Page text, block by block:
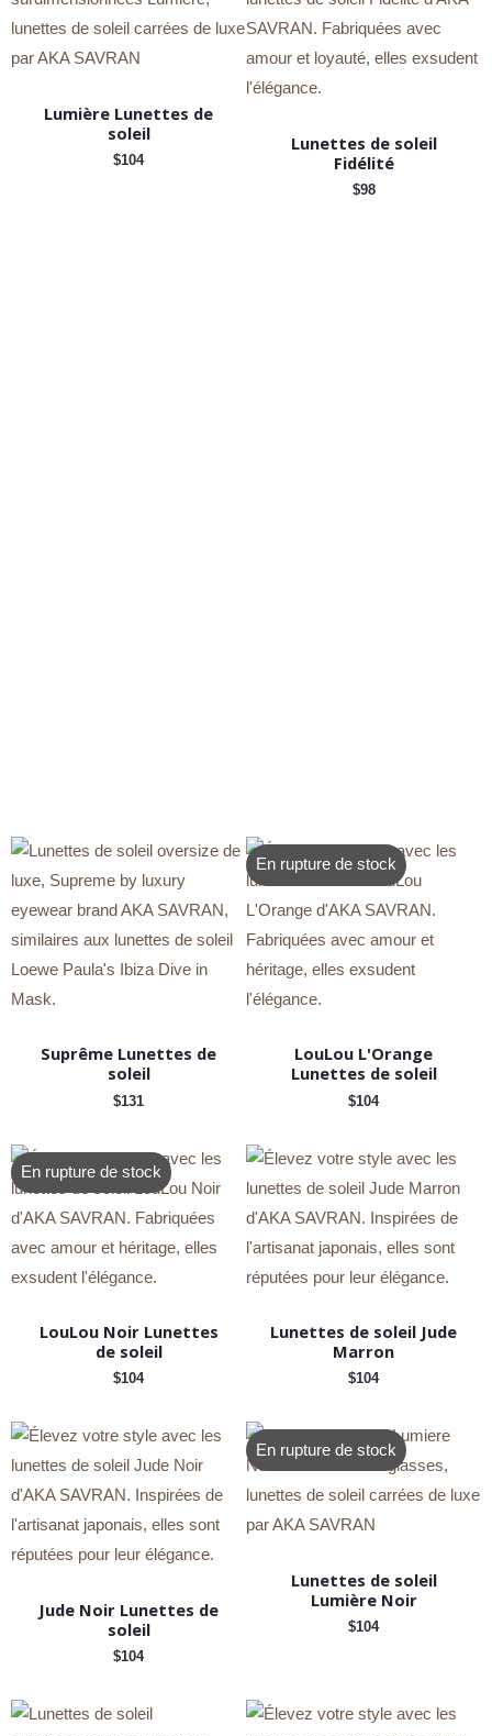
Lumière Lunettes de
soleil
$104
Lunettes de soleil
Fidélité
$98
Suprême Lunettes de
soleil
$131
En rupture de stock
LouLou L'Orange
Lunettes de soleil
$104
En rupture de stock
LouLou Noir Lunettes
de soleil
$104
Lunettes de soleil Jude
Marron
$104
Jude Noir Lunettes de
soleil
$104
En rupture de stock
Lunettes de soleil
Lumière Noir
$104